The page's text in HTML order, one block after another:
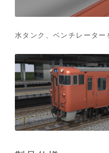
水タンク、ベンチレーター